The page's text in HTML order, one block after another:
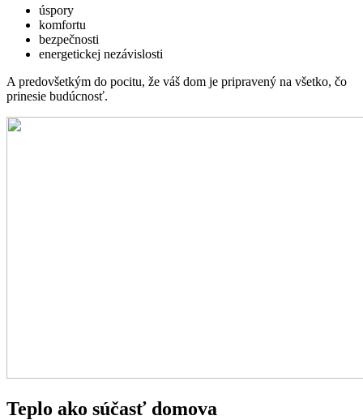
úspory
komfortu
bezpečnosti
energetickej nezávislosti
A predovšetkým do pocitu, že váš dom je pripravený na všetko, čo
prinesie budúcnosť.
Teplo ako súčasť domova